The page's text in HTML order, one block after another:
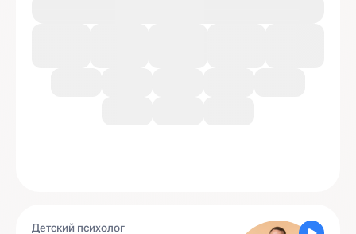
Детский психолог